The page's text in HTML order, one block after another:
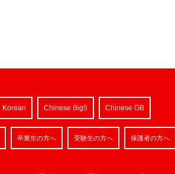
Korean Chinese Big5 Chinese GB
卒業生の方へ 受験生の方へ 保護者の方へ